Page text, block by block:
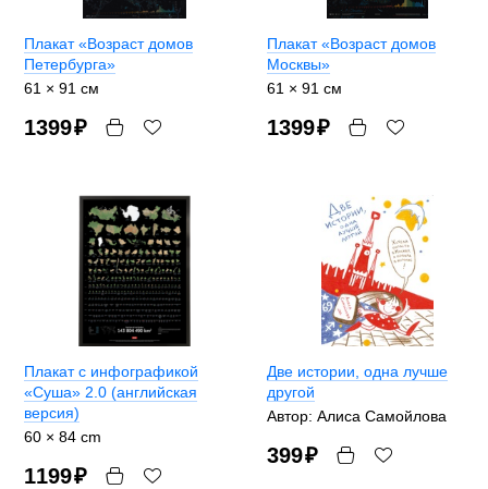
Плакат «Возраст домов
Петербурга»
61 × 91 см
1399₽
Плакат «Возраст домов
Москвы»
61 × 91 см
1399₽
Плакат с инфографикой
«Суша» 2.0 (английская
версия)
60 × 84 cm
1199₽
Две истории, одна лучше
другой
Автор: Алиса Самойлова
399₽